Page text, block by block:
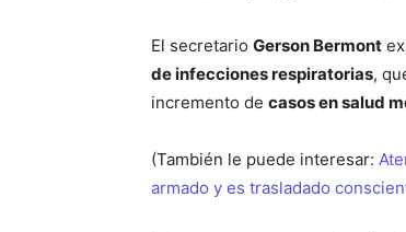
El secretario Gerson Bermont
de infecciones respiratorias,
incremento de casos en salud
(También le puede interesar:
armado y es trasladado